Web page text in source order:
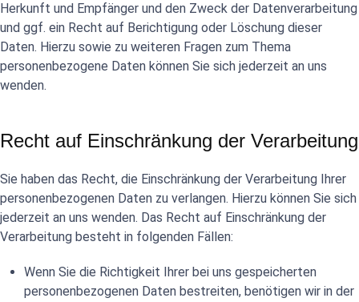
Herkunft und Empfänger und den Zweck der Datenverarbeitung
und ggf. ein Recht auf Berichtigung oder Löschung dieser
Daten. Hierzu sowie zu weiteren Fragen zum Thema
personenbezogene Daten können Sie sich jederzeit an uns
wenden.
Recht auf Einschränkung der Verarbeitung
Sie haben das Recht, die Einschränkung der Verarbeitung Ihrer
personenbezogenen Daten zu verlangen. Hierzu können Sie sich
jederzeit an uns wenden. Das Recht auf Einschränkung der
Verarbeitung besteht in folgenden Fällen:
Wenn Sie die Richtigkeit Ihrer bei uns gespeicherten
personenbezogenen Daten bestreiten, benötigen wir in der